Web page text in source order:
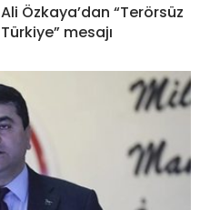
Ali Özkaya’dan “Terörsüz
Türkiye” mesajı